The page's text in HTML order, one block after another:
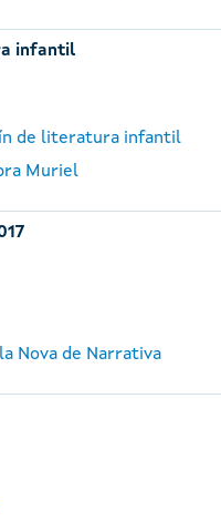
infantil
de literatura infantil
Muriel
Nova de Narrativa